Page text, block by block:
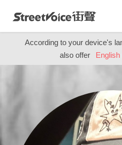
According to your device's
also offer
English